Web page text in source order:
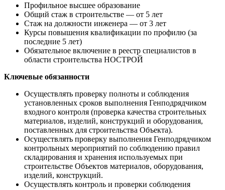
Профильное высшее образование
Общий стаж в строительстве — от 5 лет
Стаж на должности инженера — от 3 лет
Курсы повышения квалификации по профилю (за
последние 5 лет)
Обязательное включение в реестр специалистов в
области строительства НОСТРОЙ
Ключевые обязанности
Осуществлять проверку полноты и соблюдения
установленных сроков выполнения Генподрядчиком
входного контроля (проверка качества строительных
материалов, изделий, конструкций и оборудования,
поставленных для строительства Объекта).
Осуществлять проверку выполнения Генподрядчиком
контрольных мероприятий по соблюдению правил
складирования и хранения используемых при
строительстве Объектов материалов, оборудования,
изделий, конструкций.
Осуществлять контроль и проверки соблюдения